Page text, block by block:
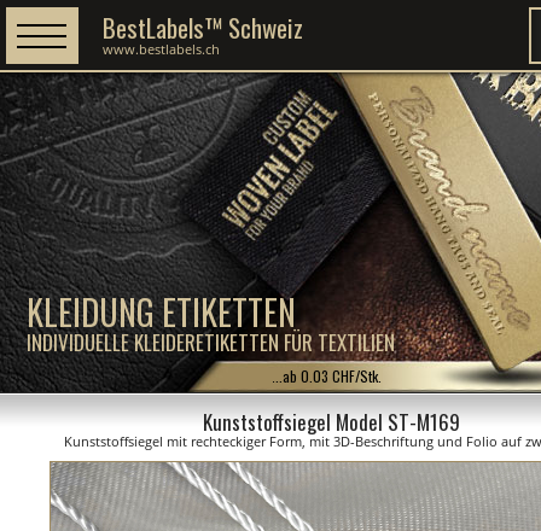
KLEIDUNG ETIKETTEN
INDIVIDUELLE KLEIDERETIKETTEN FÜR TEXTILIEN
BestLabels™ Schweiz
www.bestlabels.ch
...ab 0.03 CHF/Stk.
Kunststoffsiegel Model ST-M169
Kunststoffsiegel mit rechteckiger Form, mit 3D-Beschriftung und Folio auf